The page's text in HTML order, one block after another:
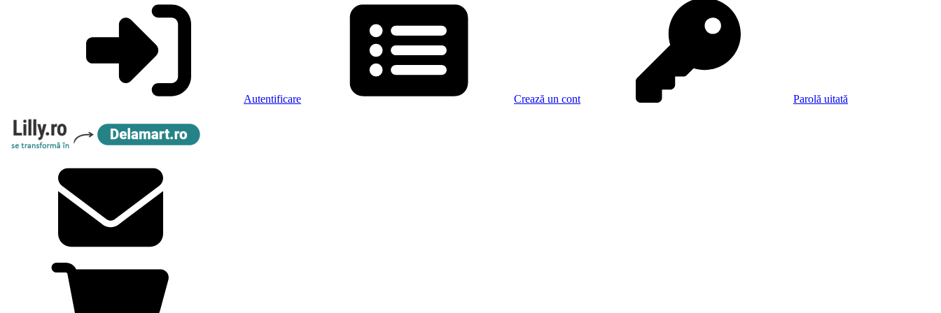
Autentificare Crează un cont Parolă uitată